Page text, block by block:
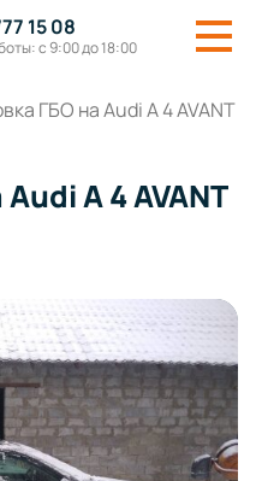
15 08
с 9:00 до 18:00
ГБО на Audi A 4 AVANT
A 4 AVANT